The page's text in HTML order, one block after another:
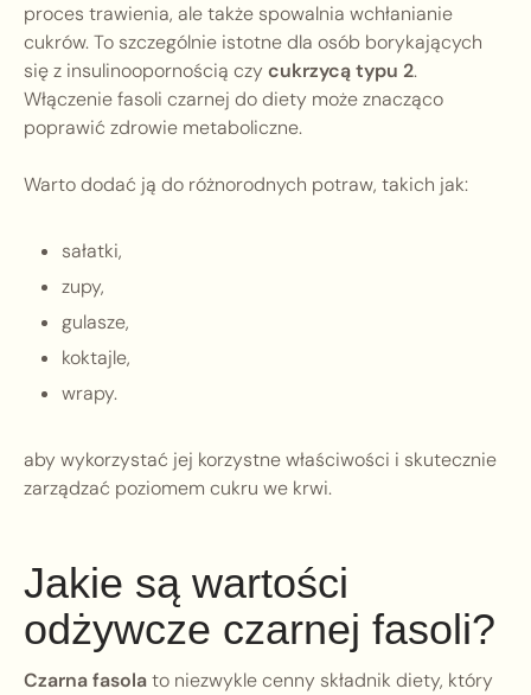
proces trawienia, ale także spowalnia wchłanianie
cukrów. To szczególnie istotne dla osób borykających
się z insulinoopornością czy cukrzycą typu 2.
Włączenie fasoli czarnej do diety może znacząco
poprawić zdrowie metaboliczne.
Warto dodać ją do różnorodnych potraw, takich jak:
sałatki,
zupy,
gulasze,
koktajle,
wrapy.
aby wykorzystać jej korzystne właściwości i skutecznie
zarządzać poziomem cukru we krwi.
Jakie są wartości
odżywcze czarnej fasoli?
Czarna fasolato niezwykle cenny składnik diety, który